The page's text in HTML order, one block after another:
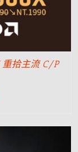
拾主流 C/P